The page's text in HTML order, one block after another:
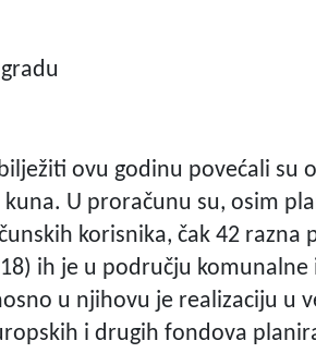
ovu godinu povećali su
U proračunu su, osim
korisnika, čak 42
ih je u području
u njihovu je realizaciju u
i drugih fondova